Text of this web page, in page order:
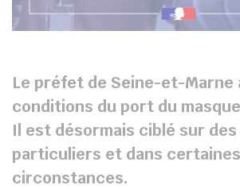
Le préfet de Seine-et-Marne
conditions du port du
Il est désormais ciblé sur
particuliers et dans certaines
circonstances.